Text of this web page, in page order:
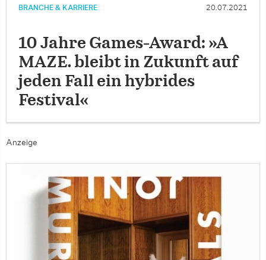
BRANCHE & KARRIERE 20.07.2021
10 Jahre Games-Award: »A
MAZE. bleibt in Zukunft auf
jeden Fall ein hybrides
Festival«
Anzeige